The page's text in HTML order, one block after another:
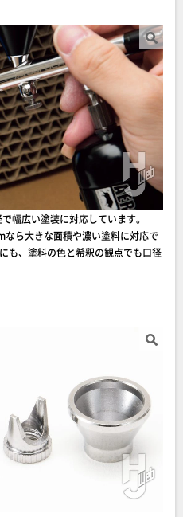
幅広い塗装に対応しています。
ら大きな面積や濃い塗料に対応で
も、塗料の色と希釈の観点でも口径